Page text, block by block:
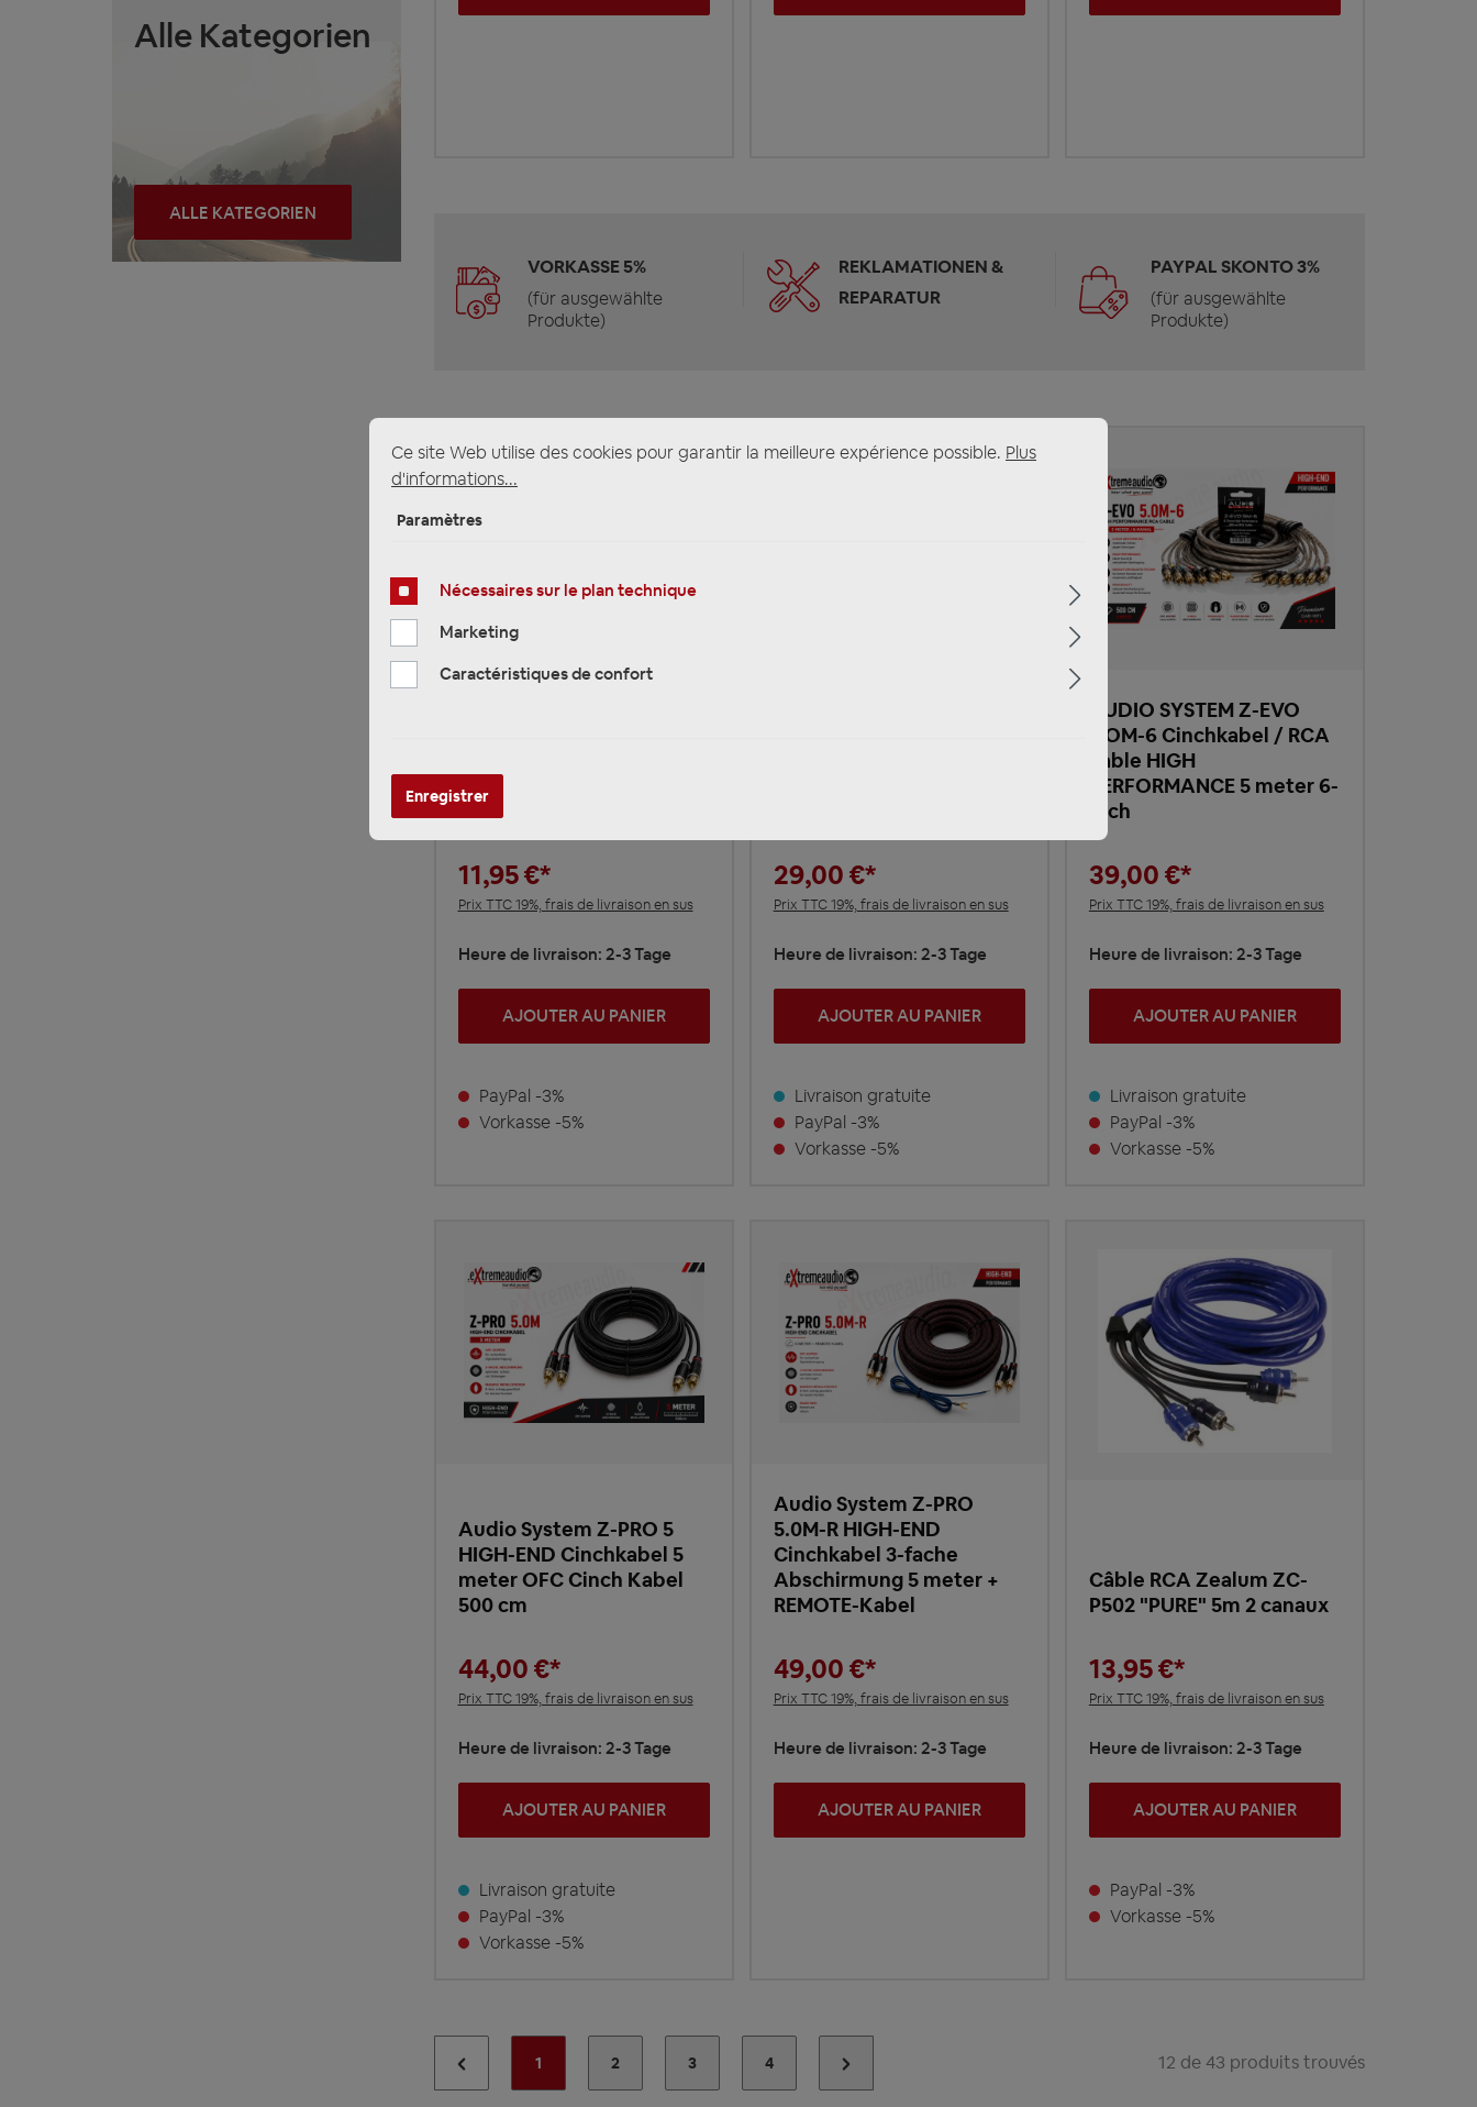
Alle Kategorien
ALLE KATEGORIEN
VORKASSE 5%
(für ausgewählte
Produkte)
REKLAMATIONEN &
REPARATUR
PAYPAL SKONTO 3%
(für ausgewählte
Produkte)
RCA cable HIGH
PERFORMANCE 5 meter
11,95 €*
Prix TTC 19%, frais de livraison en sus
Heure de livraison: 2-3 Tage
AJOUTER AU PANIER
PayPal -3%
Vorkasse -5%
29,00 €*
Prix TTC 19%, frais de livraison en sus
Heure de livraison: 2-3 Tage
AJOUTER AU PANIER
Livraison gratuite
PayPal -3%
Vorkasse -5%
AUDIO SYSTEM Z-EVO
5.OM-6 Cinchkabel / RCA
cable HIGH
PERFORMANCE 5 meter 6-
fach
39,00 €*
Prix TTC 19%, frais de livraison en sus
Heure de livraison: 2-3 Tage
AJOUTER AU PANIER
Livraison gratuite
PayPal -3%
Vorkasse -5%
Audio System Z-PRO 5
HIGH-END Cinchkabel 5
meter OFC Cinch Kabel
500 cm
44,00 €*
Prix TTC 19%, frais de livraison en sus
Heure de livraison: 2-3 Tage
AJOUTER AU PANIER
Livraison gratuite
PayPal -3%
Vorkasse -5%
Audio System Z-PRO
5.0M-R HIGH-END
Cinchkabel 3-fache
Abschirmung 5 meter +
REMOTE-Kabel
49,00 €*
Prix TTC 19%, frais de livraison en sus
Heure de livraison: 2-3 Tage
AJOUTER AU PANIER
Câble RCA Zealum ZC-
P502 "PURE" 5m 2 canaux
13,95 €*
Prix TTC 19%, frais de livraison en sus
Heure de livraison: 2-3 Tage
AJOUTER AU PANIER
PayPal -3%
Vorkasse -5%
1 2 3 4 12 de 43 produits trouvés
Ce site Web utilise des cookies pour garantir la meilleure expérience possible. Plus
d'informations...
Paramètres
Nécessaires sur le plan technique
Marketing
Caractéristiques de confort
Enregistrer